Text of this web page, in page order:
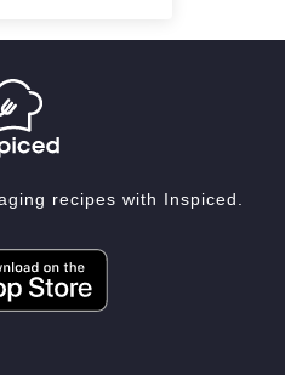
recipes with Inspiced.